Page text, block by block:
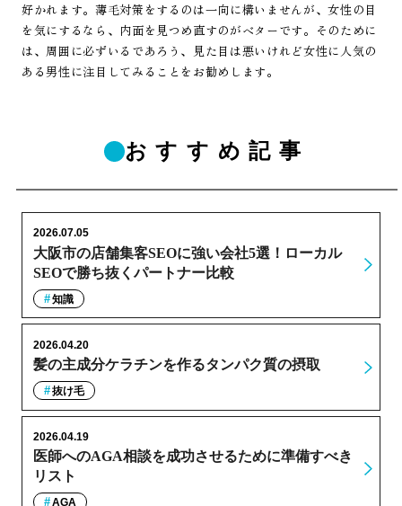
好かれます。薄毛対策をするのは一向に構いませんが、女性の目
を気にするなら、内面を見つめ直すのがベターです。そのために
は、周囲に必ずいるであろう、見た目は悪いけれど女性に人気の
ある男性に注目してみることをお勧めします。
おすすめ記事
大阪市の店舗集客SEOに強い会社5選！ローカル
SEOで勝ち抜くパートナー比較
2026.07.05
知識
髪の主成分ケラチンを作るタンパク質の摂取
2026.04.20
抜け毛
医師へのAGA相談を成功させるために準備すべき
リスト
2026.04.19
AGA